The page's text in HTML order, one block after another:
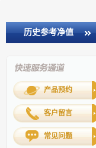
历史参考净值
产品预约
客户留言
常见问题